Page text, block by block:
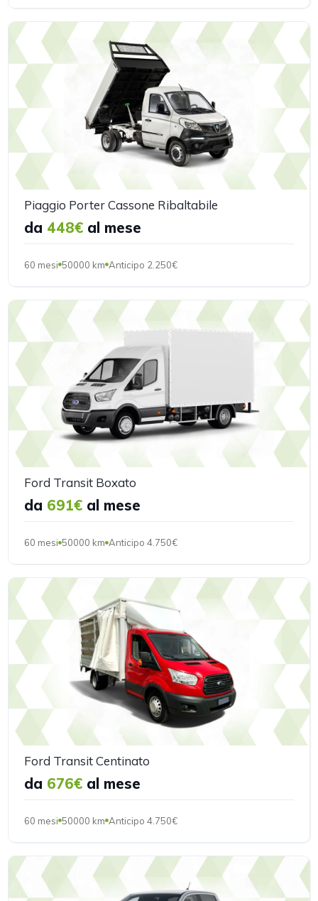
Piaggio Porter Cassone Ribaltabile
da 448€ al mese
60 mesi 50000 km Anticipo 2.250€
Ford Transit Boxato
da 691€ al mese
60 mesi 50000 km Anticipo 4.750€
Ford Transit Centinato
da 676€ al mese
60 mesi 50000 km Anticipo 4.750€